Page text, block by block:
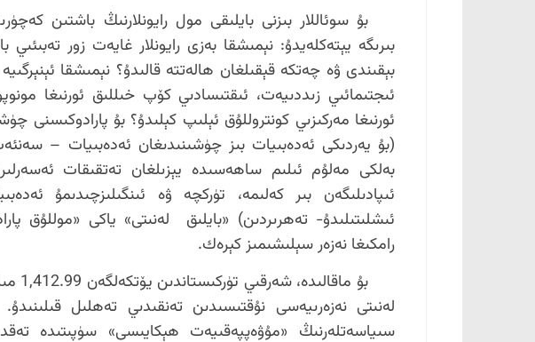
بۇ سوئاللار بىزنى بايلىقى مول رايونلارنىڭ باشتىن
بىرىگە يېتەكلەيدۇ: نېمىشقا بەزى رايونلار غايەت زور تەبىئىي
بېقىندى ۋە چەتكە قېقىلغان ھالەتتە قالىدۇ؟ نېمىشقا ئېنېرگىيە
ئىجتىمائىي زىددىيەت، ئىقتىسادىي كۆپ خىللىق ئورنىغا
ئورنىغا مەركىزىي كونتروللۇق ئېلىپ كېلىدۇ؟ بۇ پارادوكىسنى
(بۇ يەردىكى ئەدەبىيات بىز چۈشىنىدىغان ئەدەبىيات –
بەلكى مەلۇم ئىلىم ساھەسىدە يېزىلغان تەتقىقات
ئىپادىلىگەن بىر كەلىمە، تۈركچە ۋە ئىنگىلىزچىدىمۇ
ئىشلىتىلىدۇ- تەھرىردىن) «بايلىق لەنىتى» ياكى «موللۇق
رامكىغا نەزەر سېلىشىمىز كېرەك.
بۇ
لەنىتى نەزەرىيەسى نۇقتىسىدىن تەنقىدىي تەھلىل
سىياسەتلەرنىڭ «مۇۋەپپەقىيەت ھېكايىسى» سۈپىتىدە